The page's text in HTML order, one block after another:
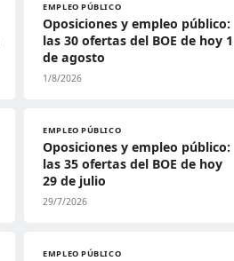
EMPLEO PÚBLICO
Oposiciones y empleo público:
las 30 ofertas del BOE de hoy 1
de agosto
1/8/2026
EMPLEO PÚBLICO
Oposiciones y empleo público:
las 35 ofertas del BOE de hoy
29 de julio
29/7/2026
EMPLEO PÚBLICO